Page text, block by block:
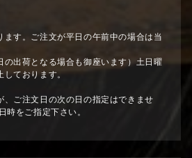
す。ご注文が平日の午前中の場合は当
の出荷となる場合も御座います）土日曜
ております。
ご注文日の次の日の指定はできませ
時をご指定下さい。